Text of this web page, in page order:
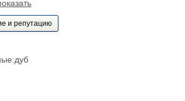
и репутацию